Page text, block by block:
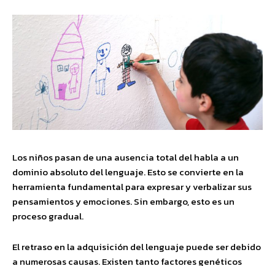
Los niños pasan de una ausencia total del habla a un
dominio absoluto del lenguaje. Esto se convierte en la
herramienta fundamental para expresar y verbalizar sus
pensamientos y emociones. Sin embargo, esto es un
proceso gradual.
El retraso en la adquisición del lenguaje puede ser debido
a numerosas causas. Existen tanto factores genéticos